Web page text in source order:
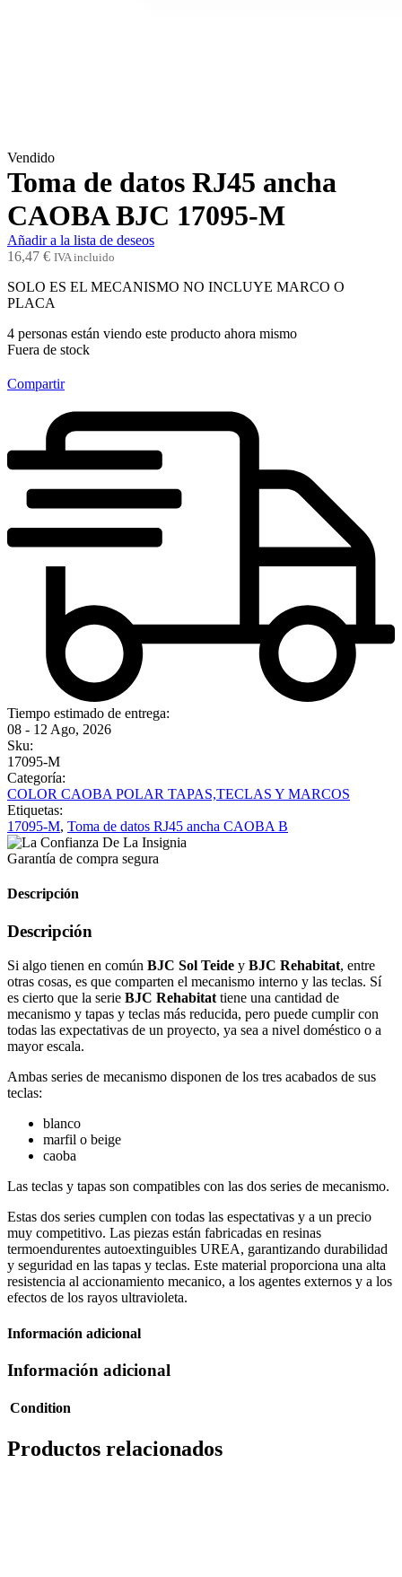
Vendido
Toma de datos RJ45 ancha
CAOBA BJC 17095-M
Añadir a la lista de deseos
16,47 € IVA incluido
SOLO ES EL MECANISMO NO INCLUYE MARCO O
PLACA
4 personas están viendo este producto ahora mismo
Fuera de stock
Compartir
Tiempo estimado de entrega:
08 - 12 Ago, 2026
Sku:
17095-M
Categoría:
COLOR CAOBA POLAR TAPAS,TECLAS Y MARCOS
Etiquetas:
17095-M, Toma de datos RJ45 ancha CAOBA B
Garantía de compra segura
Descripción
Descripción
Si algo tienen en común BJC Sol Teide y BJC Rehabitat, entre
otras cosas, es que comparten el mecanismo interno y las teclas. Sí
es cierto que la serie BJC Rehabitat tiene una cantidad de
mecanismo y tapas y teclas más reducida, pero puede cumplir con
todas las expectativas de un proyecto, ya sea a nivel doméstico o a
mayor escala.
Ambas series de mecanismo disponen de los tres acabados de sus
teclas:
blanco
marfil o beige
caoba
Las teclas y tapas son compatibles con las dos series de mecanismo.
Estas dos series cumplen con todas las espectativas y a un precio
muy competitivo. Las piezas están fabricadas en resinas
termoendurentes autoextinguibles UREA, garantizando durabilidad
y seguridad en las tapas y teclas. Este material proporciona una alta
resistencia al accionamiento mecanico, a los agentes externos y a los
efectos de los rayos ultravioleta.
Información adicional
Información adicional
Condition
Productos relacionados